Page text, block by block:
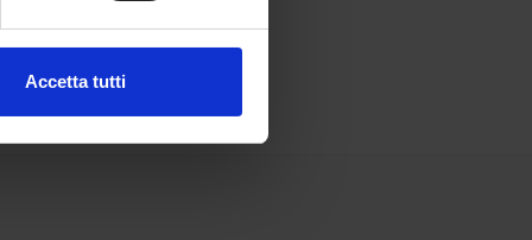
Accetta tutti